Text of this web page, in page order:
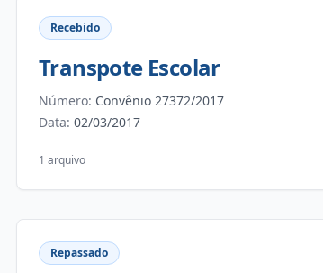
Recebido
Transpote Escolar
Número: Convênio 27372/2017
Data: 02/03/2017
1 arquivo
Repassado